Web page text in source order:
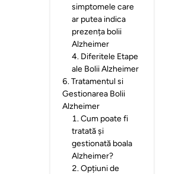
simptomele care
ar putea indica
prezența bolii
Alzheimer
4. Diferitele Etape
ale Bolii Alzheimer
6.Tratamentul si
Gestionarea Bolii
Alzheimer
1.Cum poate fi
tratată și
gestionată boala
Alzheimer?
2.Opțiuni de